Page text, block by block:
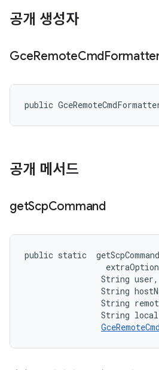
공개 생성자
GceRemoteCmd
public
공개 메서드
getScpCommand
public static
                String user,
String
String
String